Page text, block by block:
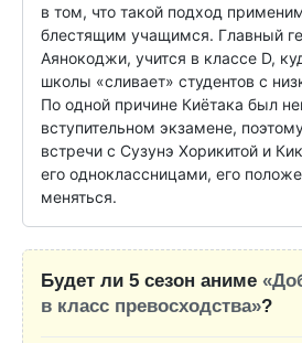
в том, что такой подход
блестящим учащимся. Главный
Аянокоджи, учится в классе D,
школы «сливает» студентов с
По одной причине Киётака был
вступительном экзамене,
встречи с Сузунэ Хорикитой и
его одноклассницами, его
меняться.
Будет ли 5 сезон аниме
в класс превосходства»?